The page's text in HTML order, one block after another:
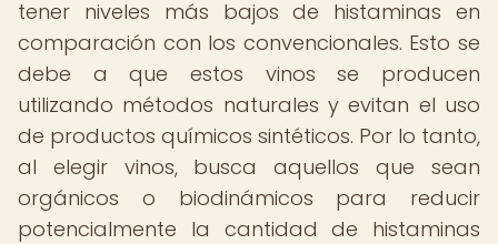
tener niveles más bajos de histaminas en
comparación con los convencionales. Esto se
debe a que estos vinos se producen
utilizando métodos naturales y evitan el uso
de productos químicos sintéticos. Por lo tanto,
al elegir vinos, busca aquellos que sean
orgánicos o biodinámicos para reducir
potencialmente la cantidad de histaminas